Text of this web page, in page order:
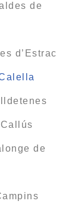
de
d’Estrac
de